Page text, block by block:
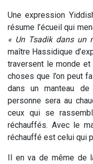
Une expression
résume l’écueil qui
« Un Tsadik dans un
maître Hassidique
traversent le monde
choses que l’on peut
dans un manteau
personne sera au
ceux qui se
réchauffés. Avec le
réchauffé est celui qui
Il en va de même de